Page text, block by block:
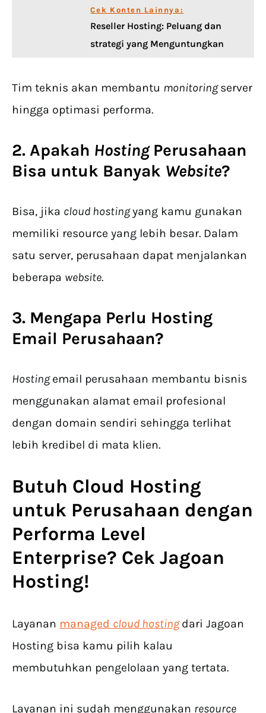
Cek Konten Lainnya:
Reseller Hosting: Peluang dan
strategi yang Menguntungkan
Tim teknis akan membantu monitoringserver
hingga optimasi performa.
2. Apakah Hosting Perusahaan
Bisa untuk Banyak Website?
Bisa, jika cloud hostingyang kamu gunakan
memiliki resource yang lebih besar. Dalam
satu server, perusahaan dapat menjalankan
beberapa website.
3. Mengapa Perlu Hosting
Email Perusahaan?
Hostingemail perusahaan membantu bisnis
menggunakan alamat email profesional
dengan domain sendiri sehingga terlihat
lebih kredibel di mata klien.
Butuh Cloud Hosting
untuk Perusahaan dengan
Performa Level
Enterprise? Cek Jagoan
Hosting!
Layanan managed cloud hosting dari Jagoan
Hosting bisa kamu pilih kalau
membutuhkan pengelolaan yang tertata.
Layanan ini sudah menggunakan resource